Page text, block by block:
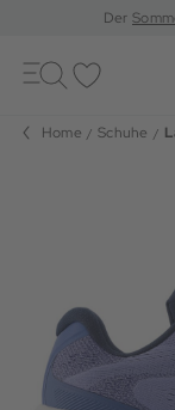
Der
Toggle
navigation
Home Schuhe